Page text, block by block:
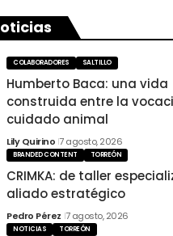
COLABORADORES SALTILLO
Humberto Baca: una vida
construida entre la
cuidado animal
Lily Quirino 7 agosto, 2026
BRANDED CONTENT TORREÓN
CRIMKA: de taller
aliado estratégico
Pedro Pérez 7 agosto, 2026
NOTICIAS TORREÓN